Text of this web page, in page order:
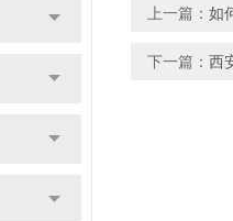
上一篇： 如
下一篇： 西